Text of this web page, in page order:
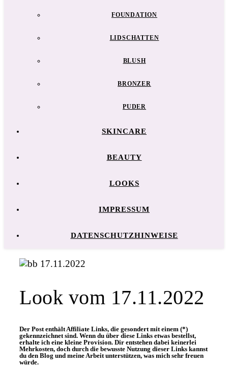
FOUNDATION
LIDSCHATTEN
BLUSH
BRONZER
PUDER
SKINCARE
BEAUTY
LOOKS
IMPRESSUM
DATENSCHUTZHINWEISE
Look vom 17.11.2022
Der Post enthält Affiliate Links, die gesondert mit einem (*)
gekennzeichnet sind. Wenn du über diese Links etwas bestellst,
erhalte ich eine kleine Provision. Dir entstehen dabei keinerlei
Mehrkosten, doch durch die bewusste Nutzung dieser Links kannst
du den Blog und meine Arbeit unterstützen, was mich sehr freuen
würde.